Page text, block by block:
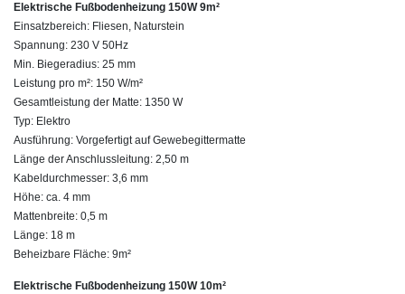
Elektrische Fußbodenheizung 150W 9m²
Einsatzbereich: Fliesen, Naturstein
Spannung: 230 V 50Hz
Min. Biegeradius: 25 mm
Leistung pro m²: 150 W/m²
Gesamtleistung der Matte: 1350 W
Typ: Elektro
Ausführung: Vorgefertigt auf Gewebegittermatte
Länge der Anschlussleitung: 2,50 m
Kabeldurchmesser: 3,6 mm
Höhe: ca. 4 mm
Mattenbreite: 0,5 m
Länge: 18 m
Beheizbare Fläche: 9m²
Elektrische Fußbodenheizung 150W 10m²